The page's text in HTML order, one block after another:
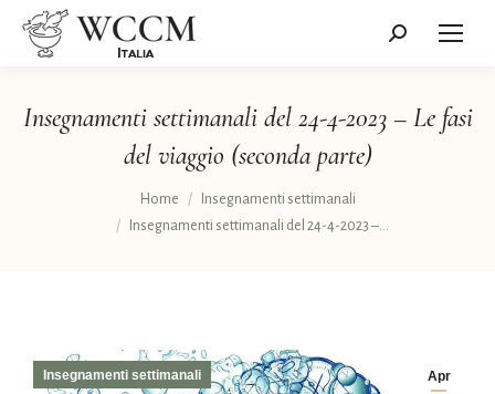
Cerca:
Insegnamenti settimanali del 24-4-2023 – Le fasi
del viaggio (seconda parte)
Home
Insegnamenti settimanali
Insegnamenti settimanali del 24-4-2023 –…
Apr
Insegnamenti settimanali